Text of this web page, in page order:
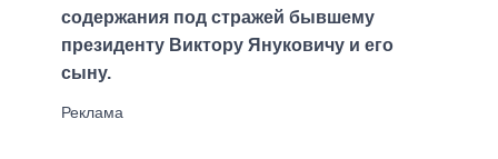
содержания под стражей бывшему
президенту Виктору Януковичу и его
сыну.